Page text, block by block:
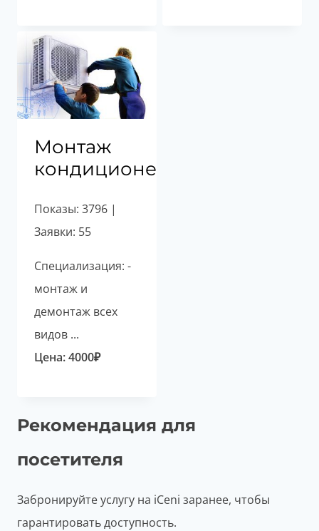
Монтаж
кондиционеров
Показы: 3796 |
Заявки: 55
Специализация: -
монтаж и
демонтаж всех
видов ...
Цена:4000₽
Рекомендация для
посетителя
Забронируйте услугу на iCeni заранее, чтобы
гарантировать доступность.